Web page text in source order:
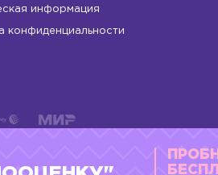
6️⃣
информация
конфиденциальности